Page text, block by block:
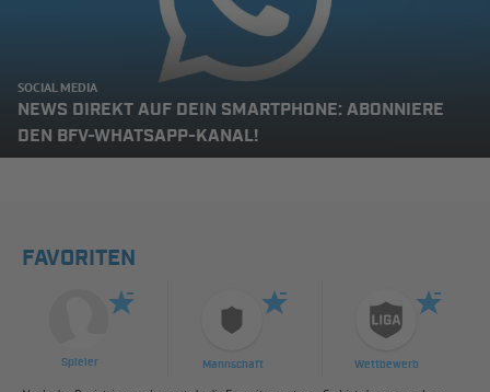
SOCIAL MEDIA
NEWS DIREKT AUF DEIN SMARTPHONE: ABONNIERE
DEN BFV-WHATSAPP-KANAL!
FAVORITEN
Spieler Mannschaft Wettbewerb